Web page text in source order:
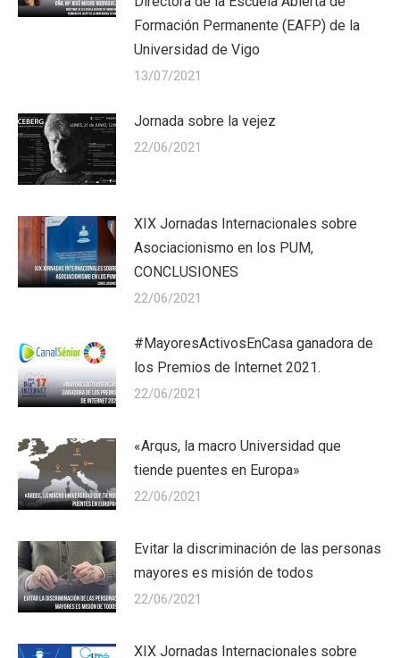
Formación Permanente (EAFP) de la
Universidad de Vigo
13/07/2021
Jornada sobre la vejez
22/06/2021
XIX Jornadas Internacionales sobre
Asociacionismo en los PUM,
CONCLUSIONES
22/06/2021
#MayoresActivosEnCasa ganadora de
los Premios de Internet 2021.
22/06/2021
«Arqus, la macro Universidad que
tiende puentes en Europa»
22/06/2021
Evitar la discriminación de las personas
mayores es misión de todos
22/06/2021
XIX Jornadas Internacionales sobre